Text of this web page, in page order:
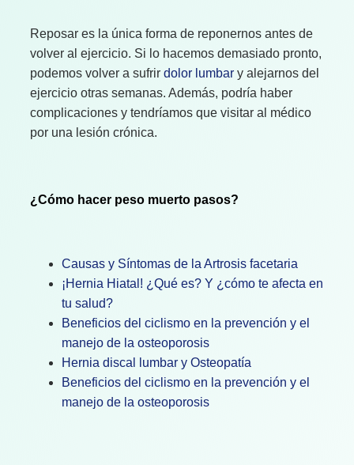
Reposar es la única forma de reponernos antes de
volver al ejercicio. Si lo hacemos demasiado pronto,
podemos volver a sufrir dolor lumbar y alejarnos del
ejercicio otras semanas. Además, podría haber
complicaciones y tendríamos que visitar al médico
por una lesión crónica.
¿Cómo hacer peso muerto pasos?
Causas y Síntomas de la Artrosis facetaria
¡Hernia Hiatal! ¿Qué es? Y ¿cómo te afecta en
tu salud?
Beneficios del ciclismo en la prevención y el
manejo de la osteoporosis
Hernia discal lumbar y Osteopatía
Beneficios del ciclismo en la prevención y el
manejo de la osteoporosis